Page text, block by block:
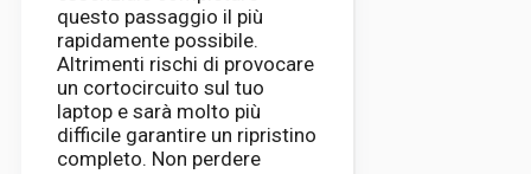
questo passaggio il più
rapidamente possibile.
Altrimenti rischi di provocare
un cortocircuito sul tuo
laptop e sarà molto più
difficile garantire un ripristino
completo. Non perdere